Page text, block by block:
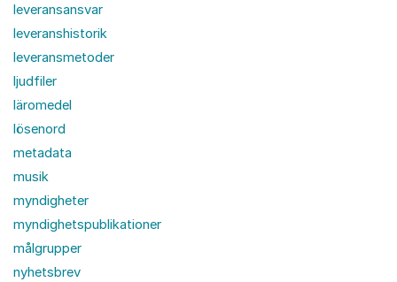
leveransansvar
leveranshistorik
leveransmetoder
ljudfiler
läromedel
lösenord
metadata
musik
myndigheter
myndighetspublikationer
målgrupper
nyhetsbrev